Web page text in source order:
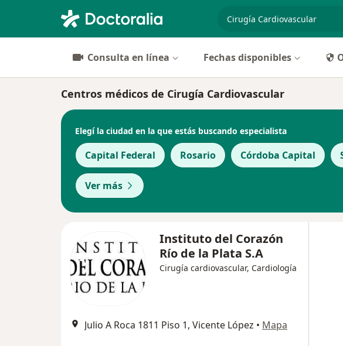
especialidad, enfermedad
Consulta en línea Fechas disponibles
Centros médicos de Cirugía Cardiovascular
Elegí la ciudad en la que estás buscando especialista
Capital Federal Rosario Córdoba Capital
Ver más
Instituto del Corazón
Río de la Plata S.A
Cirugía cardiovascular, Cardiología
Julio A Roca 1811 Piso 1, Vicente López • Mapa